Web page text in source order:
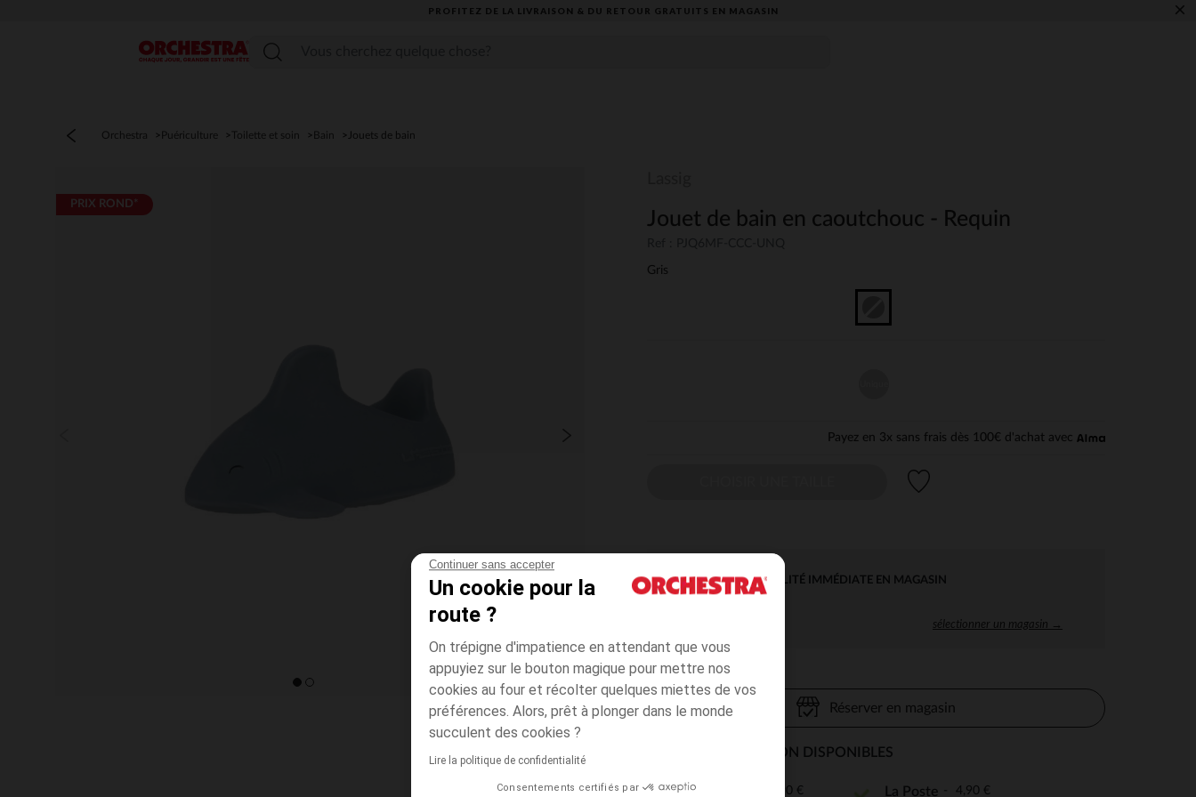
Continuer sans accepter
Un cookie pour la
route ?
On trépigne d'impatience en attendant que vous
appuyiez sur le bouton magique pour mettre nos
cookies au four et récolter quelques miettes de vos
préférences. Alors, prêt à plonger dans le monde
succulent des cookies ?
Lire la politique de confidentialité
Consentements certifiés par
PROFITEZ DE LA LIVRAISON & DU RETOUR GRATUITS EN MAGASIN​ ×
Menu
Orchestra Puériculture Toilette et soin Bain Jouets de bain
PRIX ROND*
Jouet de bain en caoutchouc - Requin
Gris
Payez en 3x sans frais dès 100€ d'achat avec
DISPONIBILITÉ IMMÉDIATE EN MAGASIN
sélectionner un magasin →
Réserver en magasin
MODES DE LIVRAISON DISPONIBLES
Point Relais 4,90 € La Poste 4,90 €